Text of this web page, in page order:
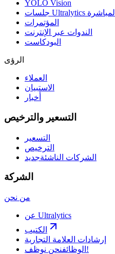
YOLO Vision
جلسات Ultralytics المباشرة
المؤتمرات
الندوات عبر الإنترنت
البودكاست
الرؤى
العملاء
الاستبيان
أخبار
التسعير والترخيص
التسعير
الترخيص
الشركات الناشئةجديد
الشركة
من نحن
عن Ultralytics
الكتيب
إرشادات العلامة التجارية
الوظائف نحن نوظف!